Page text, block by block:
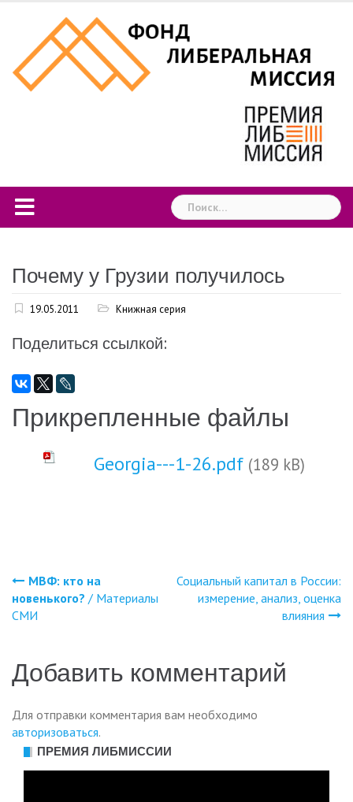
content
Найти:
Почему у Грузии получилось
19.05.2011 Книжная серия
Поделиться ссылкой:
Прикрепленные файлы
Georgia---1-26.pdf (189 kB)
Навигация
записям
МВФ: кто на
новенького? / Материалы
СМИ
Социальный капитал в России:
измерение, анализ, оценка
влияния
Добавить комментарий
Для отправки комментария вам необходимо
авторизоваться.
ПРЕМИЯ ЛИБМИССИИ